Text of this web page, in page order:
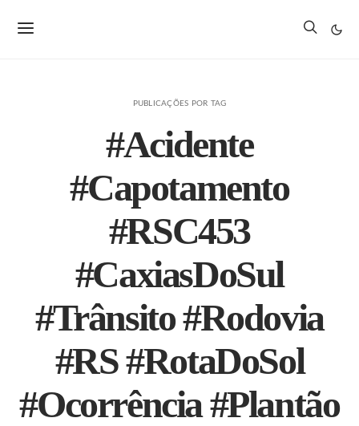
PUBLICAÇÕES POR TAG
#Acidente
#Capotamento
#RSC453
#CaxiasDoSul
#Trânsito #Rodovia
#RS #RotaDoSol
#Ocorrência #Plantão